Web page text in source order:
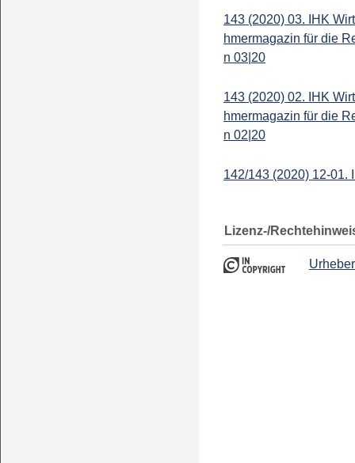
143 (2020) 03. IHK
hmermagazin für die
n 03|20
143 (2020) 02. IHK
hmermagazin für die
n 02|20
142/143 (2020) 12-01.
Lizenz-/